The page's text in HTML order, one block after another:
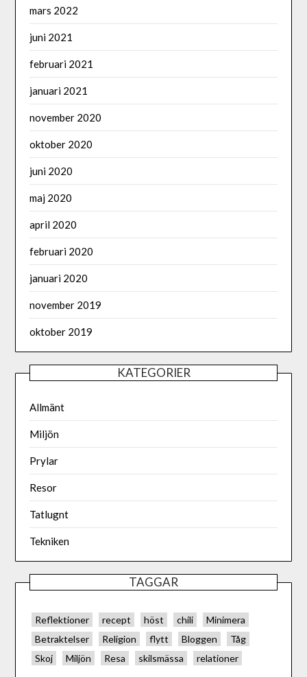
mars 2022
juni 2021
februari 2021
januari 2021
november 2020
oktober 2020
juni 2020
maj 2020
april 2020
februari 2020
januari 2020
november 2019
oktober 2019
KATEGORIER
Allmänt
Miljön
Prylar
Resor
Tatlugnt
Tekniken
TAGGAR
Reflektioner recept höst chili
Minimera
Betraktelser
Religion flytt Bloggen
Tåg
Skoj
Miljön Resa skilsmässa relationer